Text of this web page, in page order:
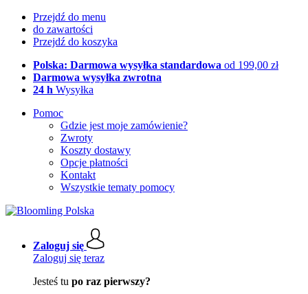
Przejdź do menu
do zawartości
Przejdź do koszyka
Polska: Darmowa wysyłka standardowa od 199,00 zł
Darmowa wysyłka zwrotna
24 h Wysyłka
Pomoc
Gdzie jest moje zamówienie?
Zwroty
Koszty dostawy
Opcje płatności
Kontakt
Wszystkie tematy pomocy
Zaloguj się
Zaloguj się teraz
Jesteś tu po raz pierwszy?